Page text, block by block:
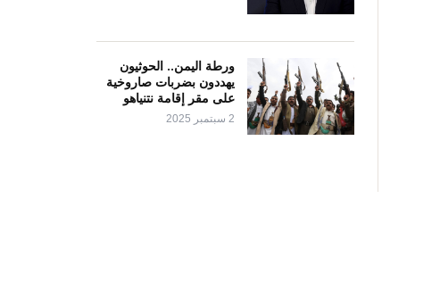
ورطة اليمن.. الحوثيون
يهددون بضربات صاروخية
على مقر إقامة نتنياهو
2 سبتمبر 2025